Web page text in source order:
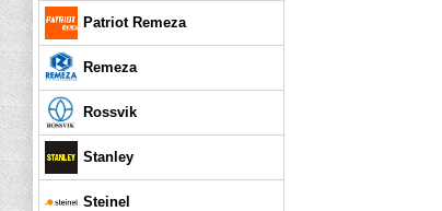
Patriot Remeza
Remeza
Rossvik
Stanley
Steinel